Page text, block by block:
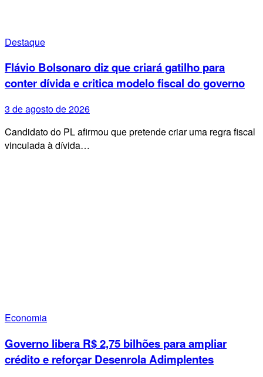
Destaque
Flávio Bolsonaro diz que criará gatilho para
conter dívida e critica modelo fiscal do governo
3 de agosto de 2026
Candidato do PL afirmou que pretende criar uma regra fiscal
vinculada à dívida…
Economia
Governo libera R$ 2,75 bilhões para ampliar
crédito e reforçar Desenrola Adimplentes